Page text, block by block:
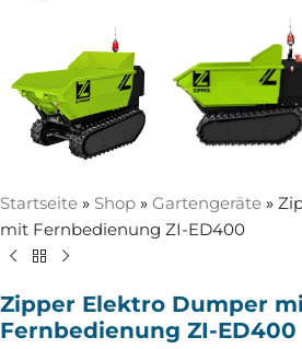
Startseite » Shop » Gartengeräte »
mit Fernbedienung ZI-ED400
Zipper Elektro Dumper
Fernbedienung ZI-ED400